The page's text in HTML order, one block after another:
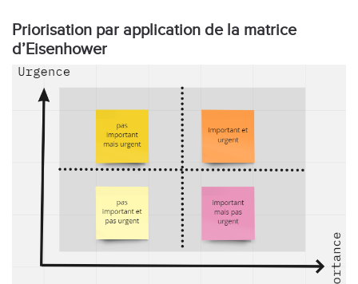
Priorisation par application de la matrice
d’Eisenhower